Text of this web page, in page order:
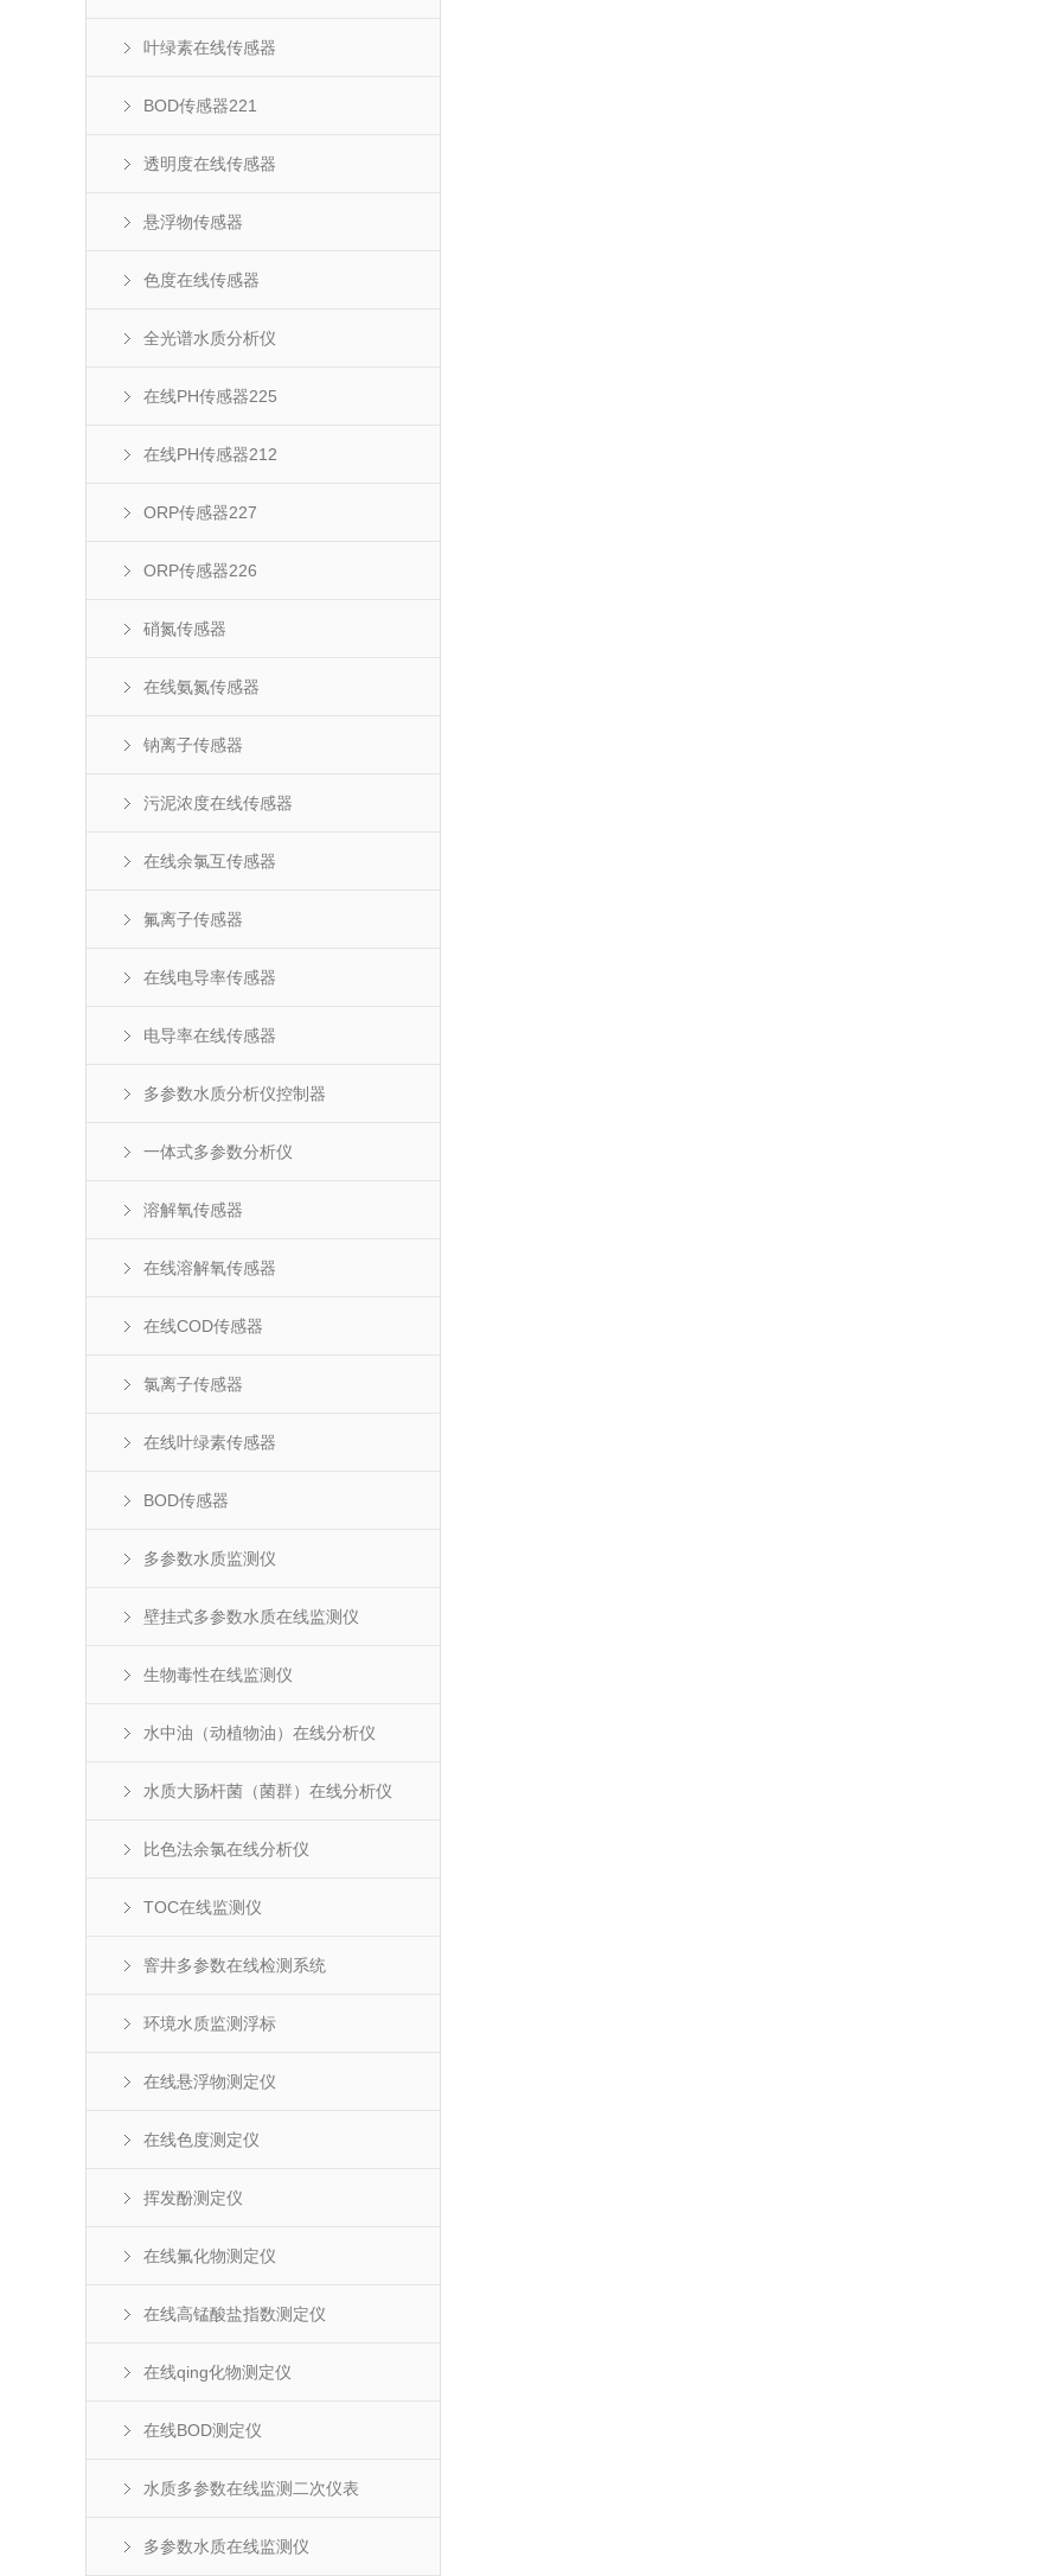
叶绿素在线传感器
BOD传感器221
透明度在线传感器
悬浮物传感器
色度在线传感器
全光谱水质分析仪
在线PH传感器225
在线PH传感器212
ORP传感器227
ORP传感器226
硝氮传感器
在线氨氮传感器
钠离子传感器
污泥浓度在线传感器
在线余氯互传感器
氟离子传感器
在线电导率传感器
电导率在线传感器
多参数水质分析仪控制器
一体式多参数分析仪
溶解氧传感器
在线溶解氧传感器
在线COD传感器
氯离子传感器
在线叶绿素传感器
BOD传感器
多参数水质监测仪
壁挂式多参数水质在线监测仪
生物毒性在线监测仪
水中油（动植物油）在线分析仪
水质大肠杆菌（菌群）在线分析仪
比色法余氯在线分析仪
TOC在线监测仪
窨井多参数在线检测系统
环境水质监测浮标
在线悬浮物测定仪
在线色度测定仪
挥发酚测定仪
在线氟化物测定仪
在线高锰酸盐指数测定仪
在线qing化物测定仪
在线BOD测定仪
水质多参数在线监测二次仪表
多参数水质在线监测仪